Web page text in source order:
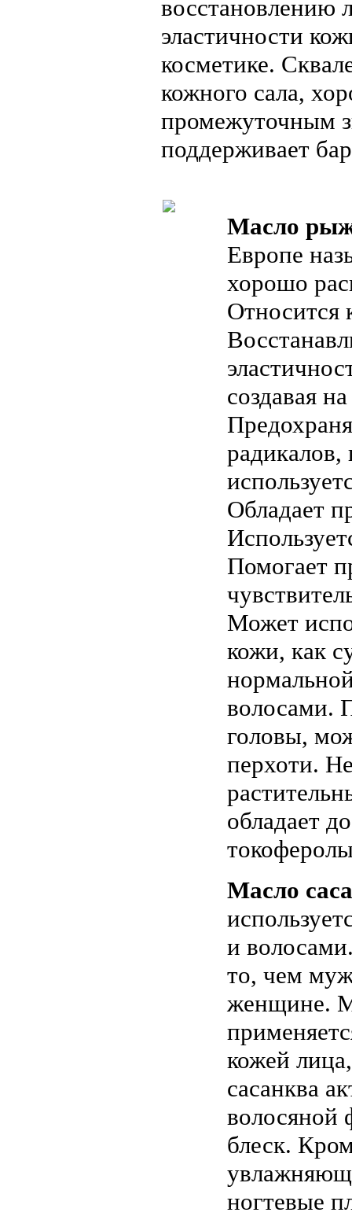
восстановлению
эластичности
косметике.
кожного сала,
промежуточным
поддерживает
Масло
Европе
хорошо
создавая
радикалов,
Обладает
Помогает
Может
кожи, как
волосами.
головы,
перхоти.
обладает
Масло
и
то, чем
женщине.
кожей
сасанква
волосяной
блеск.
ногтевые